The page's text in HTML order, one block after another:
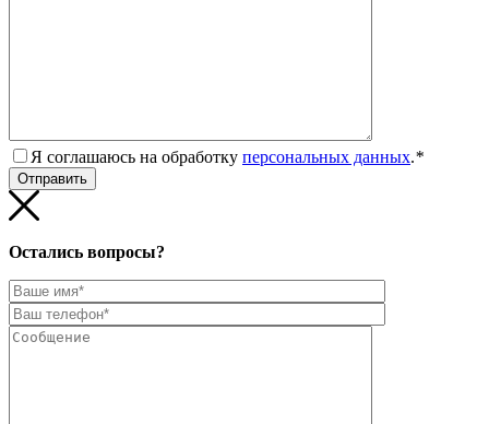
Я соглашаюсь на обработку персональных данных.*
Остались вопросы?